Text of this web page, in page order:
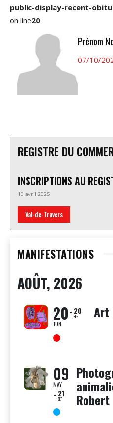
public-display-recent-
on line20
Prénom
07/10/
REGISTRE DU
INSCRIPTIONS AU
10 avril 2025
Val-de-Travers
MANIFESTATIONS
AOÛT, 2026
20
JUN
20
SEP Art
09
MAY
21
SEP Robert